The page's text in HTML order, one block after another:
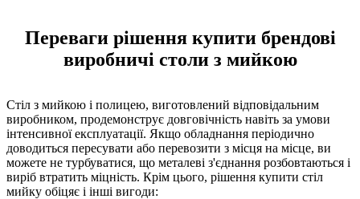
Переваги рішення купити брендові
виробничі столи з мийкою
Стіл з мийкою і полицею, виготовлений відповідальним
виробником, продемонструє довговічність навіть за умови
інтенсивної експлуатації. Якщо обладнання періодично
доводиться пересувати або перевозити з місця на місце, ви
можете не турбуватися, що металеві з'єднання розбовтаються і
виріб втратить міцність. Крім цього, рішення купити стіл
мийку обіцяє і інші вигоди: